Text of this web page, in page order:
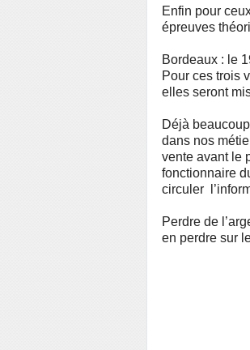
Enfin pour
épreuves
Bordeaux : le
Pour ces trois
elles seront
Déjà
dans nos
vente avant le
fonctionnaire
circuler
Perdre de
en perdre sur